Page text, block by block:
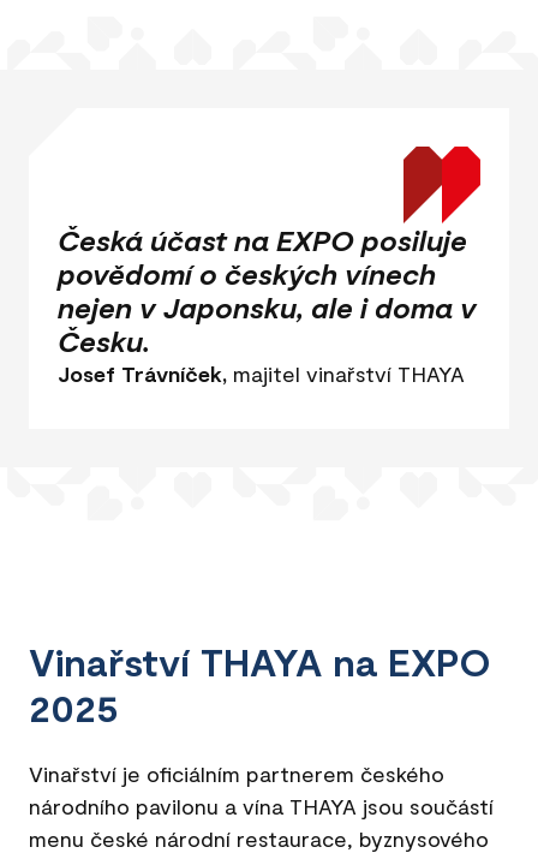
Česká účast na EXPO posiluje
povědomí o českých vínech
nejen v Japonsku, ale i doma v
Česku.
Josef Trávníček, majitel vinařství THAYA
Vinařství THAYA na EXPO
2025
Vinařství je oficiálním partnerem českého
národního pavilonu a vína THAYA jsou součástí
menu české národní restaurace, byznysového